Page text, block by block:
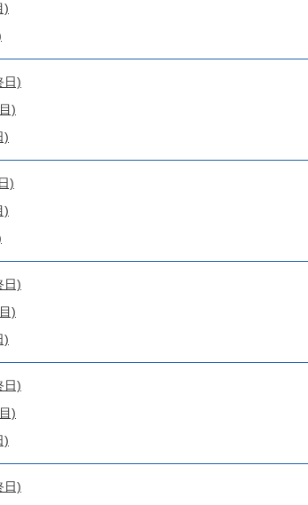
)
日)
)
)
)
)
日)
)
)
日)
)
)
日)